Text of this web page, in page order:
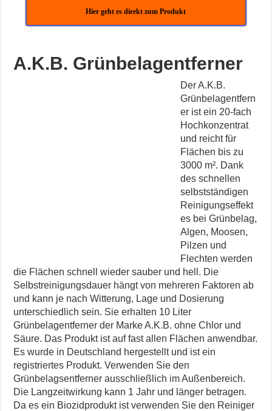
Hier geht es direkt zum Produkt
A.K.B. Grünbelagentferner
Der A.K.B.
Grünbelagentfern
er ist ein 20-fach
Hochkonzentrat
und reicht für
Flächen bis zu
3000 m². Dank
des schnellen
selbstständigen
Reinigungseffekt
es bei Grünbelag,
Algen, Moosen,
Pilzen und
Flechten werden
die Flächen schnell wieder sauber und hell. Die
Selbstreinigungsdauer hängt von mehreren Faktoren ab
und kann je nach Witterung, Lage und Dosierung
unterschiedlich sein. Sie erhalten 10 Liter
Grünbelagentferner der Marke A.K.B. ohne Chlor und
Säure. Das Produkt ist auf fast allen Flächen anwendbar.
Es wurde in Deutschland hergestellt und ist ein
registriertes Produkt. Verwenden Sie den
Grünbelagsentferner ausschließlich im Außenbereich.
Die Langzeitwirkung kann 1 Jahr und länger betragen.
Da es ein Biozidprodukt ist verwenden Sie den Reiniger